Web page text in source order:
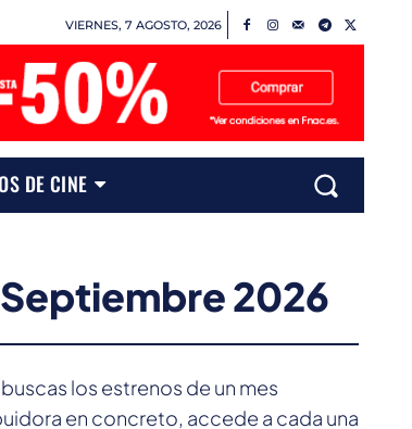
VIERNES, 7 AGOSTO, 2026
DE CINE
Septiembre 2026
los estrenos de un mes
en concreto, accede a cada una